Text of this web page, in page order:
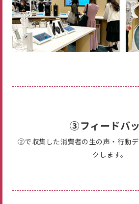
③フィードバ
②で収集した消費者の生の声・行動
クします。